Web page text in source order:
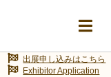
出展申し込みはこちら
Exhibitor Application